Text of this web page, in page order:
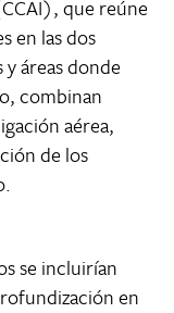
que reúne
en las dos
áreas donde
combinan
aérea,
de los
se incluirían
en